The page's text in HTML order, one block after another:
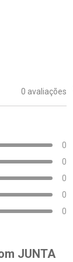
0 avaliações
0
0
0
0
0
JUNTA